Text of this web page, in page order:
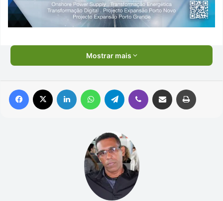
Mostrar mais
Facebook Linkedin WhatsAppTelegram Viber Compartilhar via e-mail